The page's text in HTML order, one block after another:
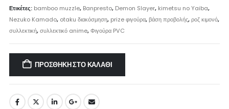
Ετικέτες: bamboo muzzle, Banpresto, Demon Slayer, kimetsu no Yaiba,
Nezuko Kamado, otaku διακόσμηση, prize φιγούρα,βάση προβολής,ροζ κιμονό,
συλλεκτική,συλλεκτικό anime,Φιγούρα PVC
ΠΡΟΣΘΉΚΗ ΣΤΟ ΚΑΛΆΘΙ